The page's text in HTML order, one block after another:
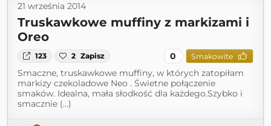
21 września 2014
Truskawkowe muffiny z markizami i
Oreo
123 2 Zapisz 0 Smakowite
Smaczne, truskawkowe muffiny, w których zatopiłam
markizy czekoladowe Neo . Świetne połączenie
smaków. Idealna, mała słodkość dla każdego.Szybko i
smacznie (...)